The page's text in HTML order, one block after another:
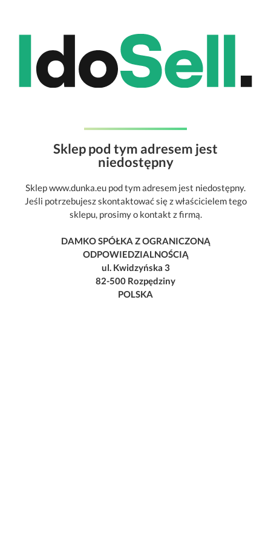
Sklep pod tym adresem jest
niedostępny
Sklep www.dunka.eu pod tym adresem jest niedostępny.
Jeśli potrzebujesz skontaktować się z właścicielem tego
sklepu, prosimy o kontakt z firmą.
DAMKO SPÓŁKA Z OGRANICZONĄ
ODPOWIEDZIALNOŚCIĄ
ul. Kwidzyńska 3
82-500 Rozpędziny
POLSKA